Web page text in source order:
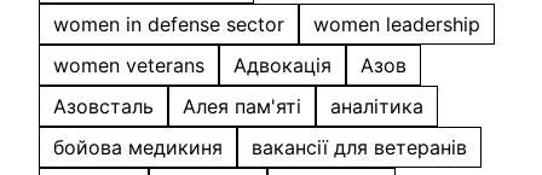
women in defense sector
women leadership
women veterans
Адвокація
Азов
Азовсталь
Алея пам'яті
аналітика
бойова медикиня
вакансії для ветеранів